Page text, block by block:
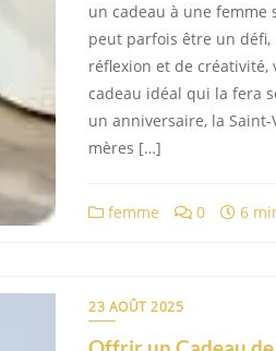
un cadeau à une femme
peut parfois être un défi,
réflexion et de créativité,
cadeau idéal qui la fera
un anniversaire, la
mères […]
femme 0 6
23 AOÛT 2025